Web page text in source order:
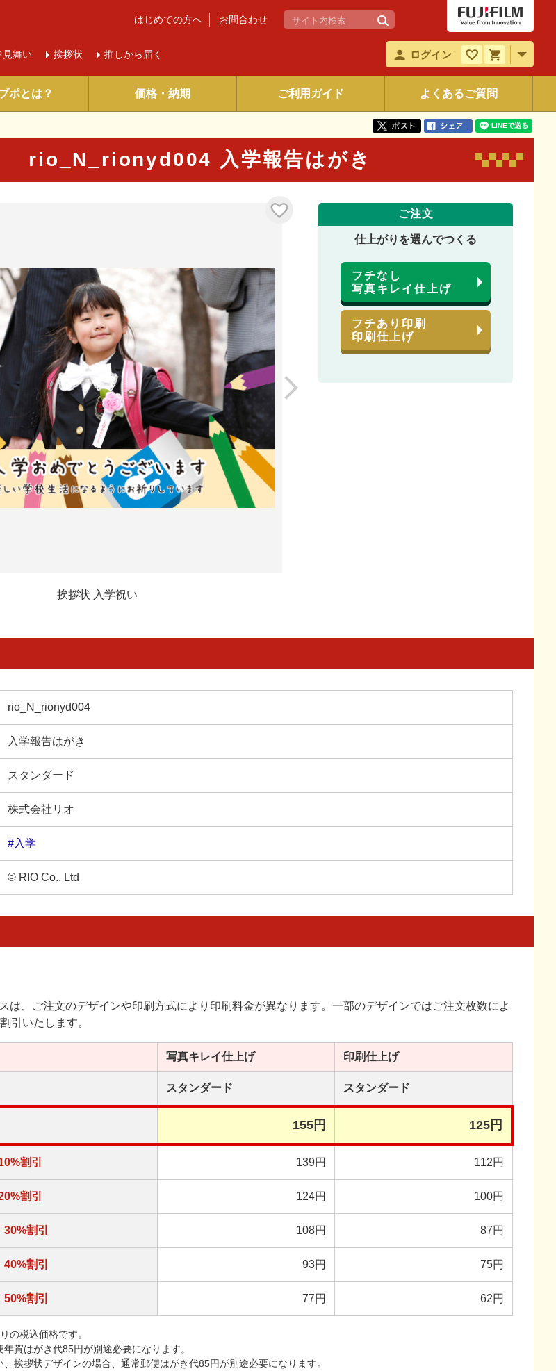
見舞い 挨拶状 推しから届く
はじめての方へ お問合わせ
ログイン
ポとは？ 価格・納期 ご利用ガイド よくあるご質問
rio_N_rionyd004 入学報告はがき
挨拶状 入学祝い
ご注文
仕上がりを選んでつくる
フチなし
写真キレイ仕上げ
フチあり印刷
印刷仕上げ
rio_N_rionyd004
入学報告はがき
スタンダード
株式会社リオ
#入学
© RIO Co., Ltd
は、ご注文のデザインや印刷方式により印刷料金が異なります。一部のデザインではご注文枚数によ
引いたします。
写真キレイ仕上げ 印刷仕上げ
スタンダード スタンダード
155円 125円
割引 139円 112円
割引 124円 100円
30%割引 108円 87円
40%割引 93円 75円
50%割引 77円 62円
の税込価格です。
賀はがき代85円が別途必要になります。
挨拶状デザインの場合、通常郵便はがき代85円が別途必要になります。